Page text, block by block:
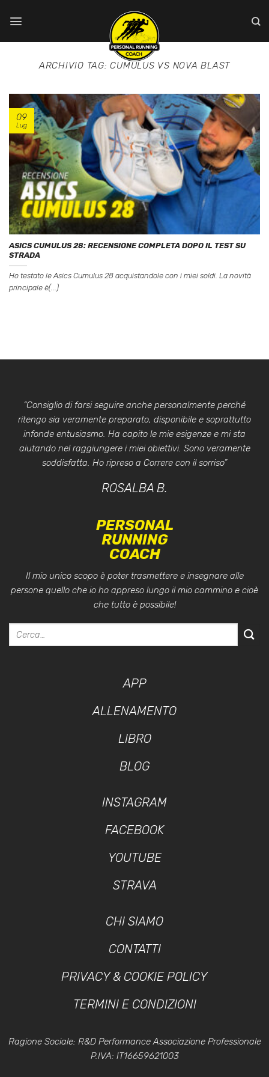
ARCHIVIO TAG:CUMULUS VS NOVA BLAST
ASICS CUMULUS 28: RECENSIONE COMPLETA DOPO IL TEST SU
STRADA
Ho testato le Asics Cumulus 28 acquistandole con i miei soldi. La novità
principale è(...)
09
Lug
“Consiglio di farsi seguire anche personalmente perché
ritengo sia veramente preparato, disponibile e soprattutto
infonde entusiasmo. Ha capito le mie esigenze e mi sta
aiutando nel raggiungere i miei obiettivi. Sono veramente
soddisfatta. Ho ripreso a Correre con il sorriso”
ROSALBA B.
PERSONAL
RUNNING
COACH
Il mio unico scopo è poter trasmettere e insegnare alle
persone quello che io ho appreso lungo il mio cammino e cioè
che tutto è possibile!
APP
ALLENAMENTO
LIBRO
BLOG
INSTAGRAM
FACEBOOK
YOUTUBE
STRAVA
CHI SIAMO
CONTATTI
PRIVACY & COOKIE POLICY
TERMINI E CONDIZIONI
Ragione Sociale: R&D Performance Associazione Professionale
P.IVA: IT16659621003